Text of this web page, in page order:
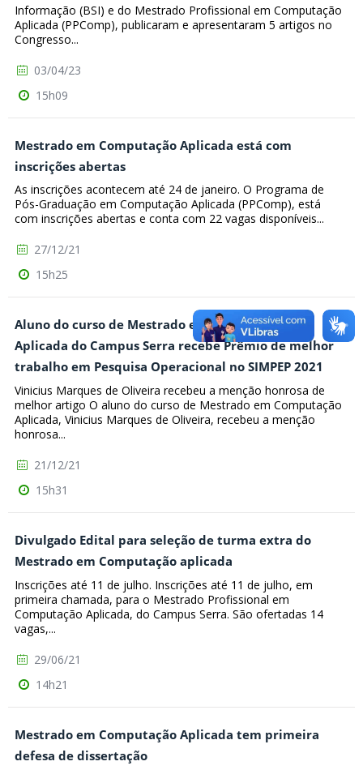
Informação (BSI) e do Mestrado Profissional em Computação
Aplicada (PPComp), publicaram e apresentaram 5 artigos no
Congresso...
03/04/23
15h09
Mestrado em Computação Aplicada está com
inscrições abertas
As inscrições acontecem até 24 de janeiro. O Programa de
Pós-Graduação em Computação Aplicada (PPComp), está
com inscrições abertas e conta com 22 vagas disponíveis...
27/12/21
15h25
Aluno do curso de Mestrado em Computação
Aplicada do Campus Serra recebe Prêmio de melhor
trabalho em Pesquisa Operacional no SIMPEP 2021
Vinicius Marques de Oliveira recebeu a menção honrosa de
melhor artigo O aluno do curso de Mestrado em Computação
Aplicada, Vinicius Marques de Oliveira, recebeu a menção
honrosa...
21/12/21
15h31
Divulgado Edital para seleção de turma extra do
Mestrado em Computação aplicada
Inscrições até 11 de julho. Inscrições até 11 de julho, em
primeira chamada, para o Mestrado Profissional em
Computação Aplicada, do Campus Serra. São ofertadas 14
vagas,...
29/06/21
14h21
Mestrado em Computação Aplicada tem primeira
defesa de dissertação